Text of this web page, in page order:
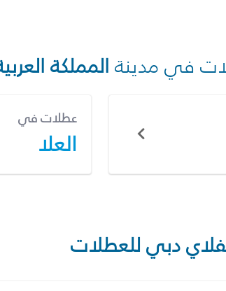
في مدينة المملكة
عطلات في
العلا
دبي للعطلات